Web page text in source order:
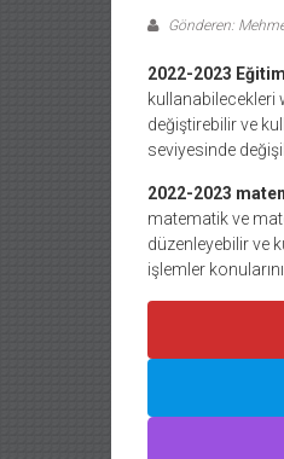
Gönderen:
2022-2023
kullanabilecekleri
değiştirebilir ve
seviyesinde
2022-2023
matematik ve
düzenleyebilir ve
işlemler